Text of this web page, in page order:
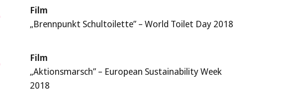
Film
„Brennpunkt Schultoilette” – World Toilet Day 2018
Film
„Aktionsmarsch” – European Sustainability Week
2018